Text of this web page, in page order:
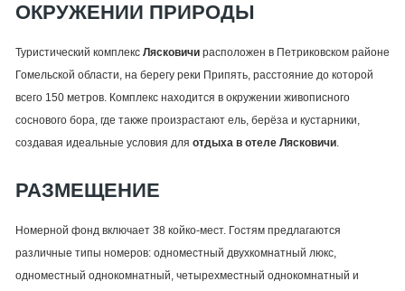
ОКРУЖЕНИИ ПРИРОДЫ
Туристический комплекс Лясковичирасположен в Петриковском районе
Гомельской области, на берегу реки Припять, расстояние до которой
всего 150 метров. Комплекс находится в окружении живописного
соснового бора, где также произрастают ель, берёза и кустарники,
создавая идеальные условия для отдыха в отеле Лясковичи.
РАЗМЕЩЕНИЕ
Номерной фонд включает 38 койко-мест. Гостям предлагаются
различные типы номеров: одноместный двухкомнатный люкс,
одноместный однокомнатный, четырехместный однокомнатный и